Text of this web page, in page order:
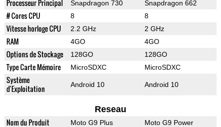
Processeur Principal Snapdragon 730 Snapdragon 662
# Cores CPU 8 8
Vitesse horloge CPU 2.2 GHz 2 GHz
RAM 4GO 4GO
Options de Stockage 128GO 128GO
Type Carte Mémoire MicroSDXC MicroSDXC
Système
d'Exploitation
Android 10 Android 10
Reseau
Nom du Produit Moto G9 Plus Moto G9 Power